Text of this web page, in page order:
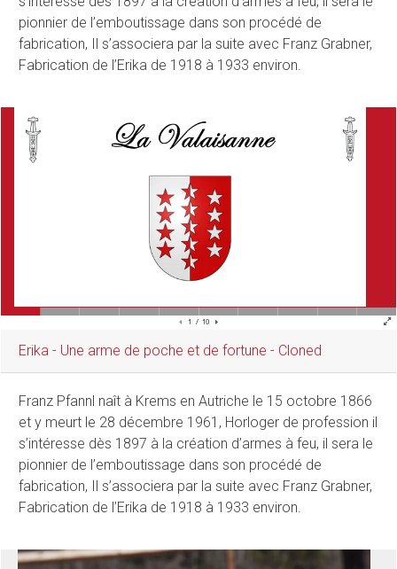
pionnier de l’emboutissage dans son procédé de
fabrication, Il s’associera par la suite avec Franz Grabner,
Fabrication de l’Erika de 1918 à 1933 environ.
Erika - Une arme de poche et de fortune - Cloned
Franz Pfannl naît à Krems en Autriche le 15 octobre 1866
et y meurt le 28 décembre 1961, Horloger de profession il
s’intéresse dès 1897 à la création d’armes à feu, il sera le
pionnier de l’emboutissage dans son procédé de
fabrication, Il s’associera par la suite avec Franz Grabner,
Fabrication de l’Erika de 1918 à 1933 environ.